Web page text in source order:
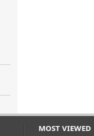
MOST VIEWED